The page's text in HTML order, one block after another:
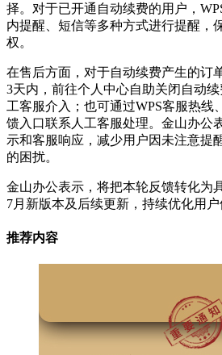
择。对于已开通自动续费的用户，
内提醒、短信等多种方式进行提醒，
权。
在售后方面，对于自动续费产生的订
3天内，前往个人中心自助关闭自动
工客服介入；也可通过WPS客服热线
馈入口联系人工客服处理。金山办公
示和客服响应，减少用户因未注意提
的困扰。
金山办公表示，将把本轮反馈转化为
7月新版本及后续更新，持续优化用户
推荐内容